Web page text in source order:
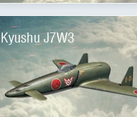
Kyushu J7W3